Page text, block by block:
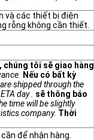
và các thiết bị điện
rỗng không cần thiết.
chúng tôi sẽ giao hàng
Nếu có bất kỳ
shipped through the
day .
sẽ thông báo
time will be slightly
company. Thời
để nhận hàng.